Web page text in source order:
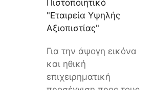
Πιστοποιητικό
"Εταιρεία Υψηλής
Αξιοπιστίας"
Για την άψογη εικόνα
και ηθική
επιχειρηματική